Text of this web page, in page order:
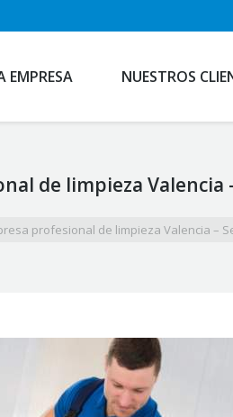
EMPRESA NUESTROS
de limpieza Valencia
profesional de limpieza Valencia –